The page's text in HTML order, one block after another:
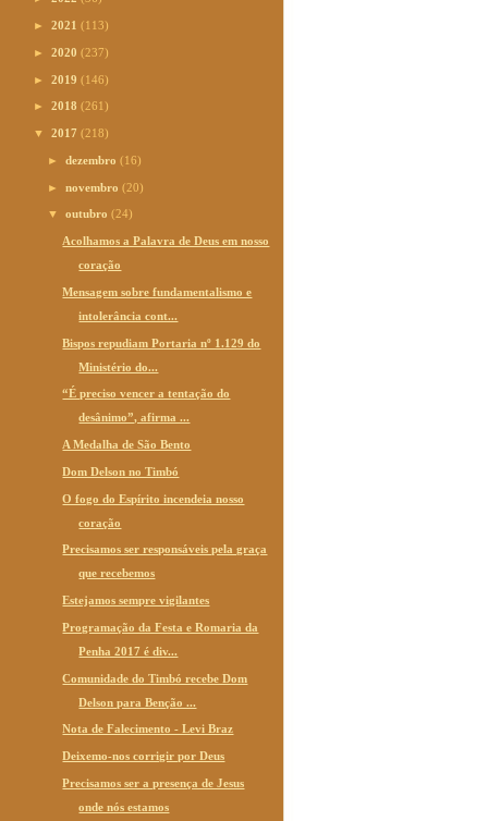
► 2021 (113)
► 2020 (237)
► 2019 (146)
► 2018 (261)
▼ 2017 (218)
►dezembro(16)
►novembro(20)
▼outubro(24)
Acolhamos a Palavra de Deus em nosso
coração
Mensagem sobre fundamentalismo e
intolerância cont...
Bispos repudiam Portaria nº 1.129 do
Ministério do...
“É preciso vencer a tentação do
desânimo”, afirma ...
A Medalha de São Bento
Dom Delson no Timbó
O fogo do Espírito incendeia nosso
coração
Precisamos ser responsáveis pela graça
que recebemos
Estejamos sempre vigilantes
Programação da Festa e Romaria da
Penha 2017 é div...
Comunidade do Timbó recebe Dom
Delson para Benção ...
Nota de Falecimento - Levi Braz
Deixemo-nos corrigir por Deus
Precisamos ser a presença de Jesus
onde nós estamos